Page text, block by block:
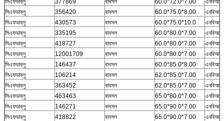
সিএফডাব্লু
356420 বাবসল 60.0*75.0*8.00
এনবিআর
সিএফডাব্লু
430573 বাবসল 60.0*75.0*10.0
এনবিআর
সিএফডাব্লু
335195 বাবসল 60.0*80.0*7.00
এনবিআর
সিএফডাব্লু
418727 বাবসল 60.0*80.0*7.00
এনবিআর
সিএফডাব্লু
12001709 বাবসল 60.0*80.0*7.00
এনবিআর
সিএফডাব্লু
146437 বাবসল 60.0*85.0*8.00
এনবিআর
সিএফডাব্লু
106214 বাবসল 62.0*85.0*7.00
এনবিআর
সিএফডাব্লু
363452 বাবসল 62.0*85.0*7.00
এনবিআর
সিএফডাব্লু
463463 বাবসল 65.0*80.0*7.00
এনবিআর
সিএফডাব্লু
146271 বাবসল 65.0*90.0*7.00
এনবিআর
সিএফডাব্লু
418822 বাবসল 65.0*90.0*7.00
এনবিআর